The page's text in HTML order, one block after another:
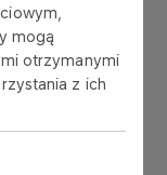
mogą
otrzymanymi
z ich